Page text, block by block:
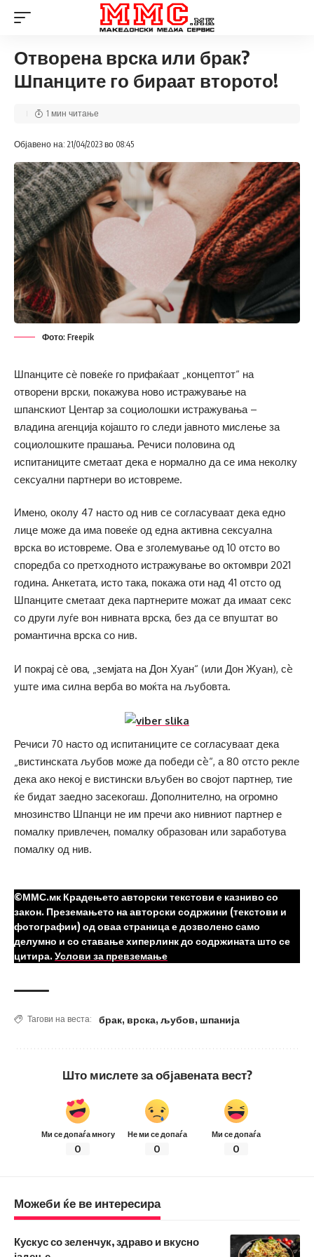
Отворена врска или брак?
Шпанците го бираат второто!
Објавено на: 21/04/2023 во 08:45
1 мин читање
Фото: Freepik
Шпанците сѐ повеќе го прифаќаат „концептот“ на
отворени врски, покажува ново истражување на
шпанскиот Центар за социолошки истражувања –
владина агенција којашто го следи јавното мислење за
социолошките прашања. Речиси половина од
испитаниците сметаат дека е нормално да се има неколку
сексуални партнери во истовреме.
Имено, околу 47 насто од нив се согласуваат дека едно
лице може да има повеќе од една активна сексуална
врска во истовреме. Ова е зголемување од 10 отсто во
споредба со претходното истражување во октомври 2021
година. Анкетата, исто така, покажа оти над 41 отсто од
Шпанците сметаат дека партнерите можат да имаат секс
со други луѓе вон нивната врска, без да се впуштат во
романтична врска со нив.
И покрај сѐ ова, „земјата на Дон Хуан“ (или Дон Жуан), сè
уште има силна верба во моќта на љубовта.
Речиси 70 насто од испитаниците се согласуваат дека
„вистинската љубов може да победи сè“, а 80 отсто рекле
дека ако некој е вистински вљубен во својот партнер, тие
ќе бидат заедно засекогаш. Дополнително, на огромно
мнозинство Шпанци не им пречи ако нивниот партнер е
помалку привлечен, помалку образован или заработува
помалку од нив.
©ММС.мк Крадењето авторски текстови е казниво со
закон. Преземањето на авторски содржини (текстови и
фотографии) од оваа страница е дозволено само
делумно и со ставање хиперлинк до содржината што се
цитира. Услови за превземање
Тагови на веста: брак, врска, љубов, шпанија
Што мислете за објавената вест?
Ми се допаѓа многу
0
Не ми се допаѓа
0
Ми се допаѓа
0
Можеби ќе ве интересира
Кускус со зеленчук, здраво и вкусно